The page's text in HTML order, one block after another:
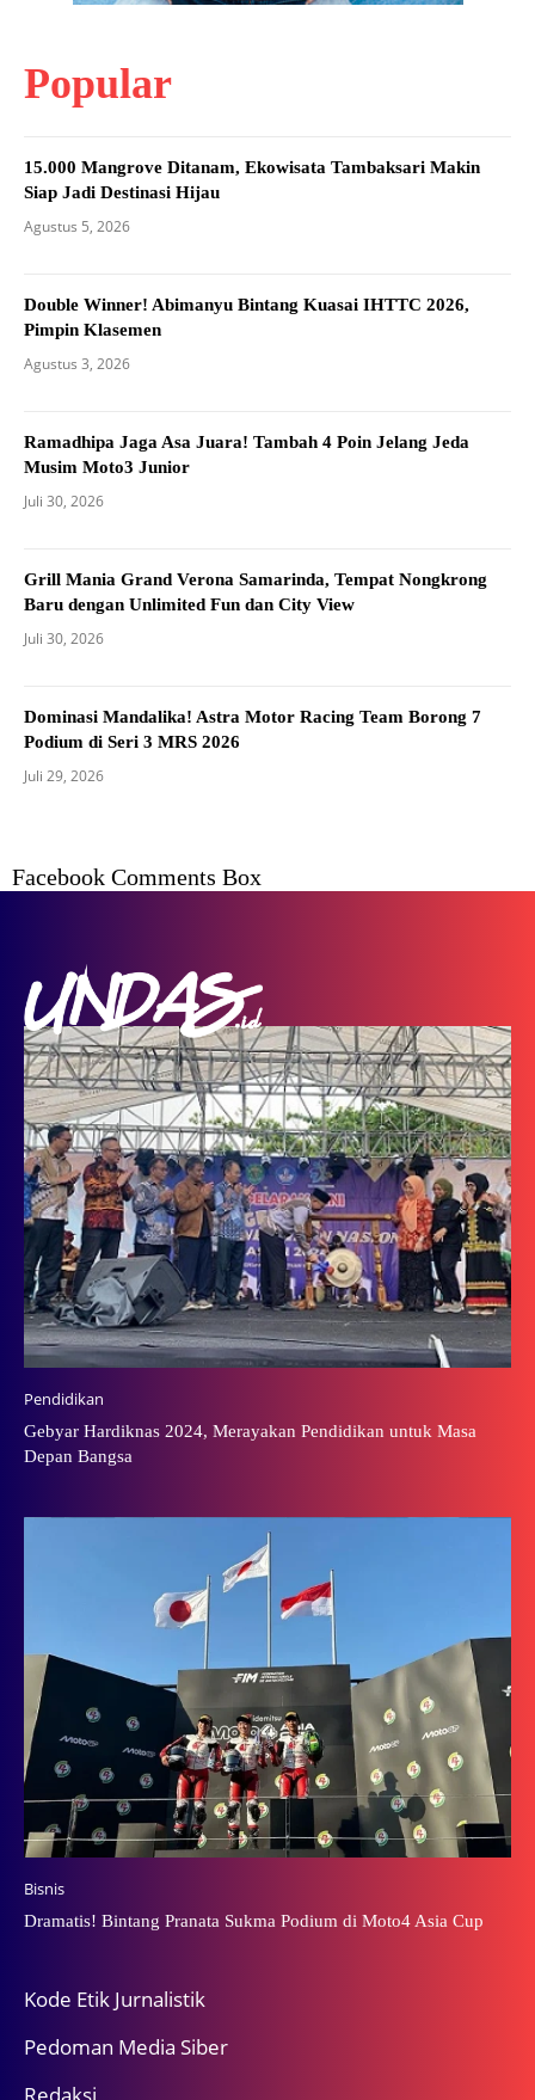
Popular
15.000 Mangrove Ditanam, Ekowisata Tambaksari Makin
Siap Jadi Destinasi Hijau
Agustus 5, 2026
Double Winner! Abimanyu Bintang Kuasai IHTTC 2026,
Pimpin Klasemen
Agustus 3, 2026
Ramadhipa Jaga Asa Juara! Tambah 4 Poin Jelang Jeda
Musim Moto3 Junior
Juli 30, 2026
Grill Mania Grand Verona Samarinda, Tempat Nongkrong
Baru dengan Unlimited Fun dan City View
Juli 30, 2026
Dominasi Mandalika! Astra Motor Racing Team Borong 7
Podium di Seri 3 MRS 2026
Juli 29, 2026
Facebook Comments Box
Pendidikan
Gebyar Hardiknas 2024, Merayakan Pendidikan untuk Masa
Depan Bangsa
Bisnis
Dramatis! Bintang Pranata Sukma Podium di Moto4 Asia Cup
Kode Etik Jurnalistik
Pedoman Media Siber